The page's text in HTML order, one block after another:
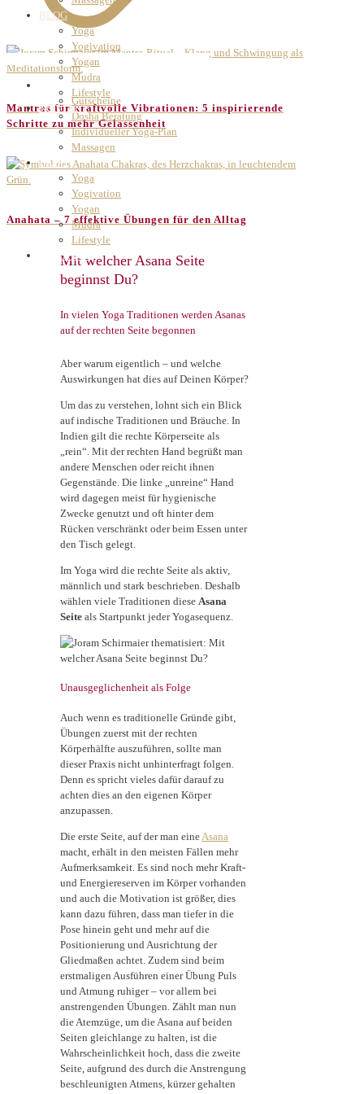
ANGEBOTE
Gutscheine
Dosha Beratung
Individueller Yoga-Plan
Massagen
BLOG
Yoga
Yogivation
Yogan
Mudra
Lifestyle
KONTAKT
BLOG
Yoga
Yogivation
Yogan
Mudra
Lifestyle
KONTAKT
Mantras für kraftvolle Vibrationen: 5 inspirierende
Schritte zu mehr Gelassenheit
Anahata – 7 effektive Übungen für den Alltag
Mit welcher Asana Seite
beginnst Du?
In vielen Yoga Traditionen werden Asanas
auf der rechten Seite begonnen
Aber warum eigentlich – und welche
Auswirkungen hat dies auf Deinen Körper?
Um das zu verstehen, lohnt sich ein Blick
auf indische Traditionen und Bräuche. In
Indien gilt die rechte Körperseite als
„rein“. Mit der rechten Hand begrüßt man
andere Menschen oder reicht ihnen
Gegenstände. Die linke „unreine“ Hand
wird dagegen meist für hygienische
Zwecke genutzt und oft hinter dem
Rücken verschränkt oder beim Essen unter
den Tisch gelegt.
Im Yoga wird die rechte Seite als aktiv,
männlich und stark beschrieben. Deshalb
wählen viele Traditionen diese Asana
Seite als Startpunkt jeder Yogasequenz.
Unausgeglichenheit als Folge
Auch wenn es traditionelle Gründe gibt,
Übungen zuerst mit der rechten
Körperhälfte auszuführen, sollte man
dieser Praxis nicht unhinterfragt folgen.
Denn es spricht vieles dafür darauf zu
achten dies an den eigenen Körper
anzupassen.
Die erste Seite, auf der man eineAsana
macht, erhält in den meisten Fällen mehr
Aufmerksamkeit. Es sind noch mehr Kraft-
und Energiereserven im Körper vorhanden
und auch die Motivation ist größer, dies
kann dazu führen, dass man tiefer in die
Pose hinein geht und mehr auf die
Positionierung und Ausrichtung der
Gliedmaßen achtet. Zudem sind beim
erstmaligen Ausführen einer Übung Puls
und Atmung ruhiger – vor allem bei
anstrengenden Übungen. Zählt man nun
die Atemzüge, um die Asana auf beiden
Seiten gleichlange zu halten, ist die
Wahrscheinlichkeit hoch, dass die zweite
Seite, aufgrund des durch die Anstrengung
beschleunigten Atmens, kürzer gehalten